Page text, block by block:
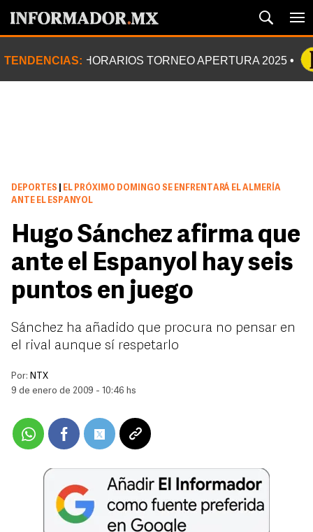
TENDENCIAS: HORARIOS TORNEO APERTURA 2025
DEPORTES
EL PRÓXIMO DOMINGO SE ENFRENTARÁ EL ALMERÍA
ANTE EL ESPANYOL
Hugo Sánchez afirma que
ante el Espanyol hay seis
puntos en juego
Sánchez ha añadido que procura no pensar en
el rival aunque sí respetarlo
Por: NTX
9 de enero de 2009 - 10:46 hs